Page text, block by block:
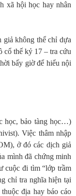
xã hội học hay nhân
không thể chỉ dựa
cổ thế kỷ 17 – tra cứu
bấy giờ để hiểu nội
học, bảo tàng học…)
Việc thâm nhập
ở đó các dịch giả
mình đã chứng minh
cuộc đi tìm “lớp trầm
chỉ tra nghĩa hiện tại
địa hay báo cáo